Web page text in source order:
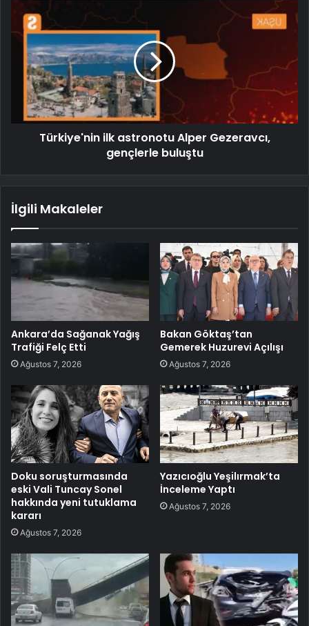
Türkiye'nin ilk astronotu Alper Gezeravcı,
gençlerle buluştu
İlgili Makaleler
Ankara’da Sağanak Yağış
Trafiği Felç Etti
Ağustos 7, 2026
Bakan Göktaş’tan
Gemerek Huzurevi Açılışı
Ağustos 7, 2026
Doku soruşturmasında
eski Vali Tuncay Sonel
hakkında yeni tutuklama
kararı
Ağustos 7, 2026
Yazıcıoğlu Yeşilırmak’ta
İnceleme Yaptı
Ağustos 7, 2026